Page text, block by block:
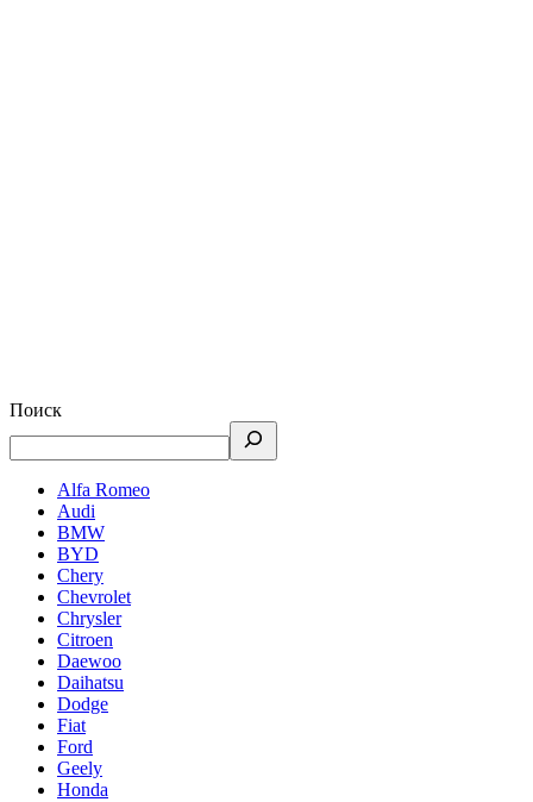
Поиск
Alfa Romeo
Audi
BMW
BYD
Chery
Chevrolet
Chrysler
Citroen
Daewoo
Daihatsu
Dodge
Fiat
Ford
Geely
Honda